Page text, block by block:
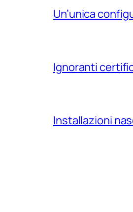
Un’unica
Ignoranti
Installazioni